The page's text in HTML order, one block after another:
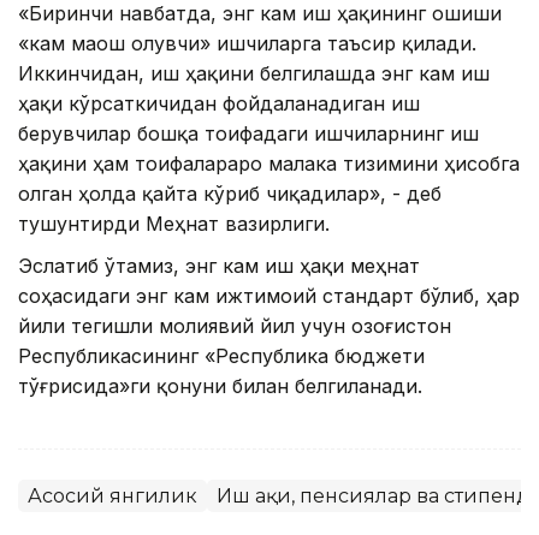
«Биринчи навбатда, энг кам иш ҳақининг ошиши
«кам маош олувчи» ишчиларга таъсир қилади.
Иккинчидан, иш ҳақини белгилашда энг кам иш
ҳақи кўрсаткичидан фойдаланадиган иш
берувчилар бошқа тоифадаги ишчиларнинг иш
ҳақини ҳам тоифалараро малака тизимини ҳисобга
олган ҳолда қайта кўриб чиқадилар», - деб
тушунтирди Меҳнат вазирлиги.
Эслатиб ўтамиз, энг кам иш ҳақи меҳнат
соҳасидаги энг кам ижтимоий стандарт бўлиб, ҳар
йили тегишли молиявий йил учун Қозоғистон
Республикасининг «Республика бюджети
тўғрисида»ги қонуни билан белгиланади.
Асосий янгилик Иш ҳақи, пенсиялар ва